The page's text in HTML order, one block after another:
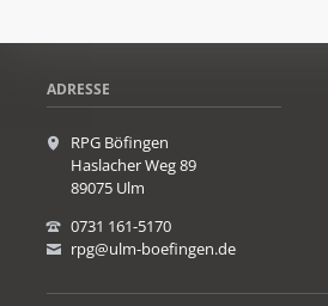
ADRESSE
RPG Böfingen
Haslacher Weg 89
89075 Ulm
0731 161-5170
rpg@ulm-boefingen.de